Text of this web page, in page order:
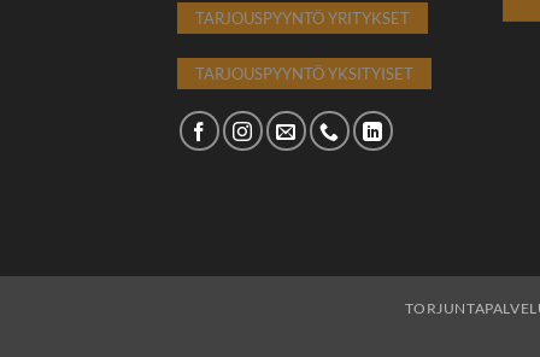
TARJOUSPYYNTÖ YRITYKSET
TARJOUSPYYNTÖ YKSITYISET